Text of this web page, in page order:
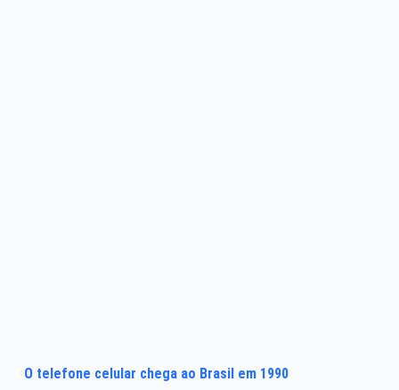
O telefone celular chega ao Brasil em 1990